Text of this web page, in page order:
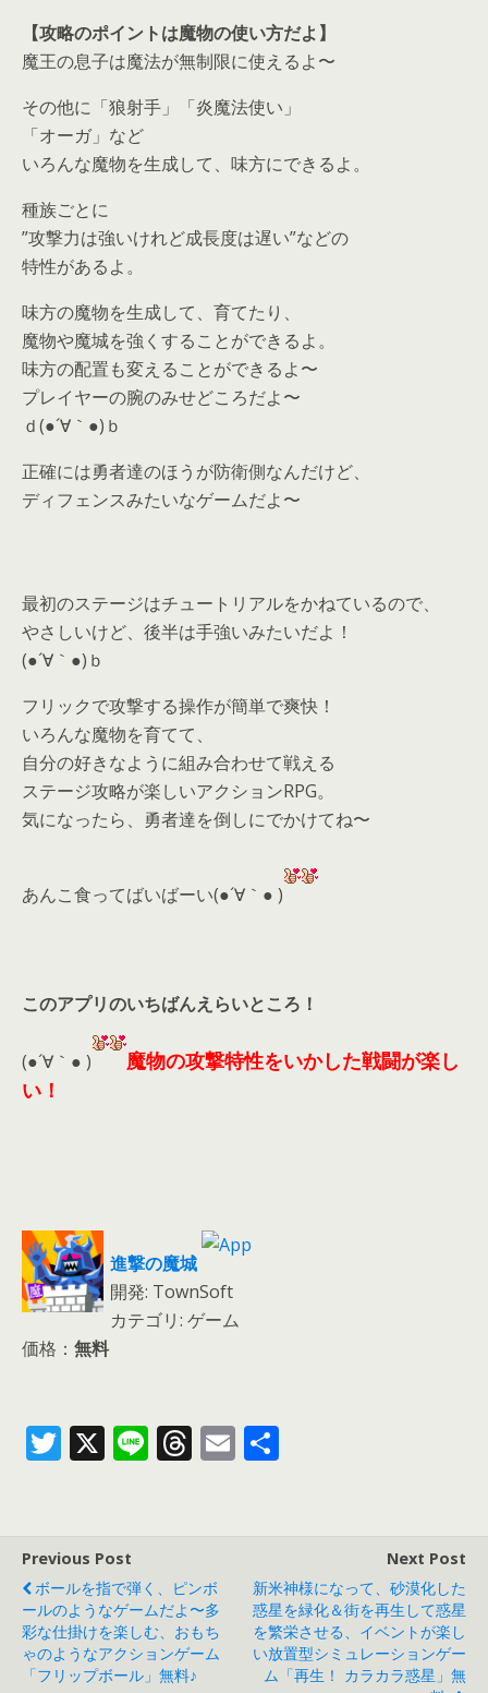
【攻略のポイントは魔物の使い方だよ】
魔王の息子は魔法が無制限に使えるよ〜
その他に「狼射手」「炎魔法使い」
「オーガ」など
いろんな魔物を生成して、味方にできるよ。
種族ごとに
”攻撃力は強いけれど成長度は遅い”などの
特性があるよ。
味方の魔物を生成して、育てたり、
魔物や魔城を強くすることができるよ。
味方の配置も変えることができるよ〜
プレイヤーの腕のみせどころだよ〜
ｄ(●´∀｀●)ｂ
正確には勇者達のほうが防衛側なんだけど、
ディフェンスみたいなゲームだよ〜
最初のステージはチュートリアルをかねているので、
やさしいけど、後半は手強いみたいだよ！
(●´∀｀●)ｂ
フリックで攻撃する操作が簡単で爽快！
いろんな魔物を育てて、
自分の好きなように組み合わせて戦える
ステージ攻略が楽しいアクションRPG。
気になったら、 勇者達を倒しにでかけてね〜
あんこ食ってばいばーい(●´∀｀● )
このアプリのいちばんえらいところ！
(●´∀｀● )
魔物の攻撃特性をいかした戦闘が楽し
い！
進撃の魔城
開発: TownSoft
カテゴリ: ゲーム
価格： 無料
T
er
X Li T
d
s
E
Previous Post
ボールを指で弾く、ピンボ
ールのようなゲームだよ〜多
彩な仕掛けを楽しむ、おもち
ゃのようなアクションゲーム
「フリップボール」無料♪
Next Post
新米神様になって、砂漠化した
惑星を緑化＆街を再生して惑星
を繁栄させる、イベントが楽し
い放置型シミュレーションゲー
ム「再生！ カラカラ惑星」無